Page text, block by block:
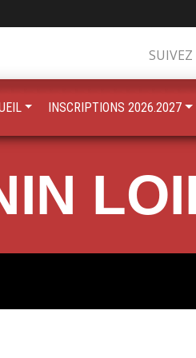
INSCRIPTIONS 2026.2027